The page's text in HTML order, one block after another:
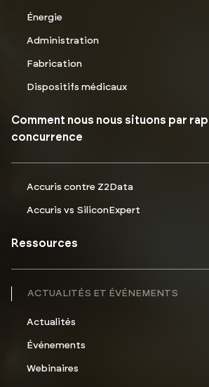
Énergie
Administration
Fabrication
Dispositifs médicaux
Comment nous nous situons par
concurrence
Accuris contre Z2Data
Accuris vs SiliconExpert
Ressources
ACTUALITÉS ET ÉVÉNEMENTS
Actualités
Événements
Webinaires